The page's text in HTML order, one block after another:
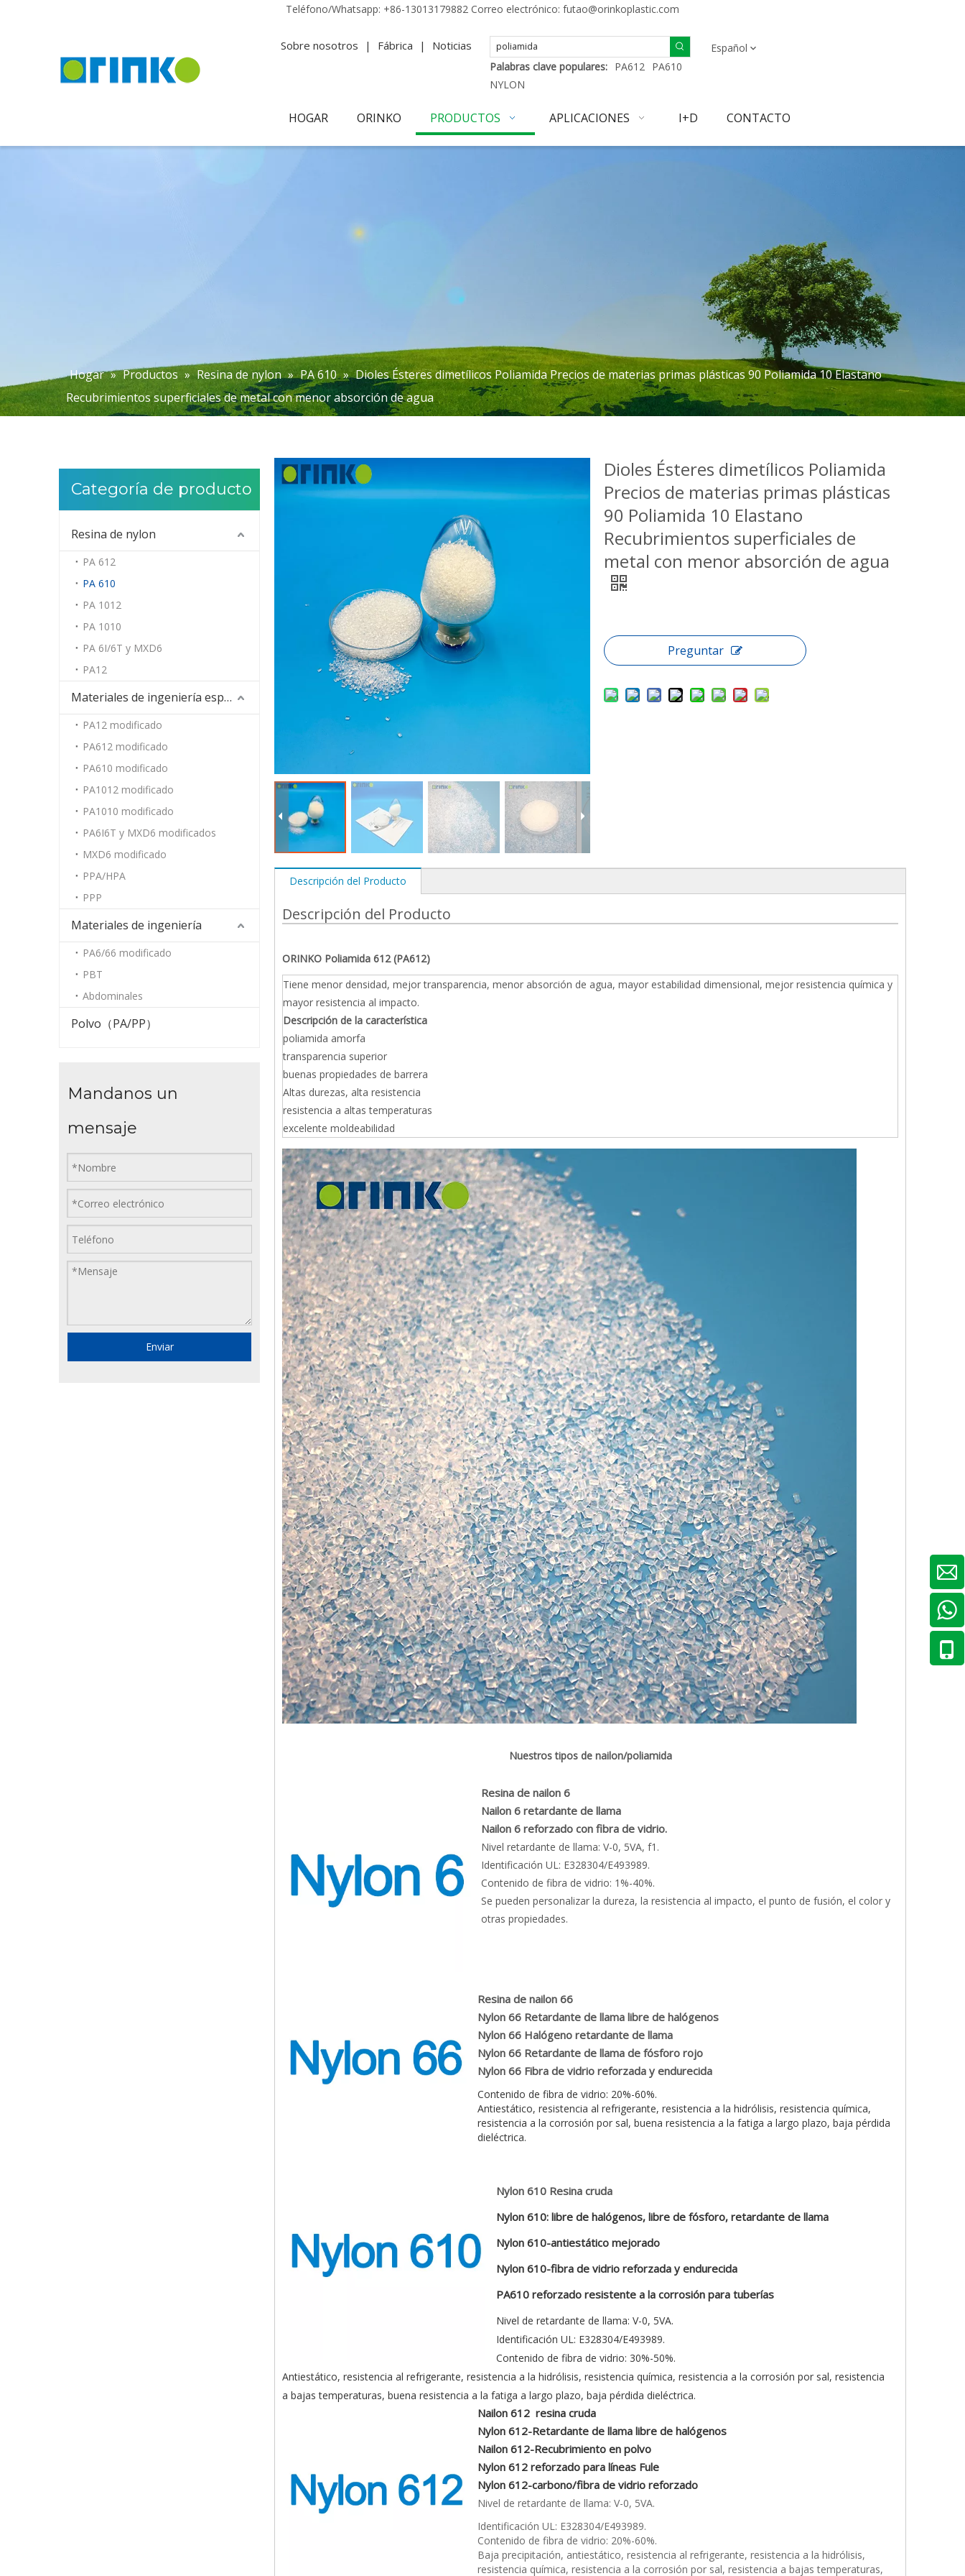
Teléfono/Whatsapp: +86-13013179882 Correo electrónico: futao@orinkoplastic.com
Sobre nosotros | Fábrica | Noticias
Palabras clave populares: PA612 PA610
NYLON
Español
HOGAR ORINKO PRODUCTOS APLICACIONES I+D CONTACTO
Hogar » Productos » Resina de nylon » PA 610 » Dioles Ésteres dimetílicos Poliamida Precios de materias primas plásticas 90 Poliamida 10 Elastano
Recubrimientos superficiales de metal con menor absorción de agua
Categoría de producto
Resina de nylon
PA 612
PA 610
PA 1012
PA 1010
PA 6I/6T y MXD6
PA12
Materiales de ingeniería especiales
PA12 modificado
PA612 modificado
PA610 modificado
PA1012 modificado
PA1010 modificado
PA6I6T y MXD6 modificados
MXD6 modificado
PPA/HPA
PPP
Materiales de ingeniería
PA6/66 modificado
PBT
Abdominales
Polvo（PA/PP）
Mandanos un
mensaje
Enviar
Dioles Ésteres dimetílicos Poliamida
Precios de materias primas plásticas
90 Poliamida 10 Elastano
Recubrimientos superficiales de
metal con menor absorción de agua
Preguntar
Descripción del Producto
Descripción del Producto
ORINKO Poliamida 612 (PA612)
Tiene menor densidad, mejor transparencia, menor absorción de agua, mayor estabilidad dimensional, mejor resistencia química y
mayor resistencia al impacto.
Descripción de la característica
poliamida amorfa
transparencia superior
buenas propiedades de barrera
Altas durezas, alta resistencia
resistencia a altas temperaturas
excelente moldeabilidad
Nuestros tipos de nailon/poliamida
Resina de nailon 6
Nailon 6 retardante de llama
Nailon 6 reforzado con fibra de vidrio.
Nivel retardante de llama: V-0, 5VA, f1.
Identificación UL: E328304/E493989.
Contenido de fibra de vidrio: 1%-40%.
Se pueden personalizar la dureza, la resistencia al impacto, el punto de fusión, el color y
otras propiedades.
Resina de nailon 66
Nylon 66 Retardante de llama libre de halógenos
Nylon 66 Halógeno retardante de llama
Nylon 66 Retardante de llama de fósforo rojo
Nylon 66 Fibra de vidrio reforzada y endurecida
Contenido de fibra de vidrio: 20%-60%.
Antiestático, resistencia al refrigerante, resistencia a la hidrólisis, resistencia química,
resistencia a la corrosión por sal, buena resistencia a la fatiga a largo plazo, baja pérdida
dieléctrica.
Nylon 610 Resina cruda
Nylon 610: libre de halógenos, libre de fósforo, retardante de llama
Nylon 610-antiestático mejorado
Nylon 610-fibra de vidrio reforzada y endurecida
PA610 reforzado resistente a la corrosión para tuberías
Nivel de retardante de llama: V-0, 5VA.
Identificación UL: E328304/E493989.
Contenido de fibra de vidrio: 30%-50%.
Antiestático, resistencia al refrigerante, resistencia a la hidrólisis, resistencia química, resistencia a la corrosión por sal, resistencia
a bajas temperaturas, buena resistencia a la fatiga a largo plazo, baja pérdida dieléctrica.
Nailon 612 resina cruda
Nylon 612-Retardante de llama libre de halógenos
Nailon 612-Recubrimiento en polvo
Nylon 612 reforzado para líneas Fule
Nylon 612-carbono/fibra de vidrio reforzado
Nivel de retardante de llama: V-0, 5VA.
Identificación UL: E328304/E493989.
Contenido de fibra de vidrio: 20%-60%.
Baja precipitación, antiestático, resistencia al refrigerante, resistencia a la hidrólisis,
resistencia química, resistencia a la corrosión por sal, resistencia a bajas temperaturas,